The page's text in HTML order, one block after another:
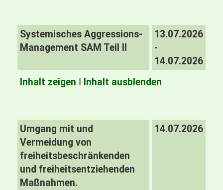
Systemisches Aggressions-
Management SAM Teil II
13.07.2026
-
14.07.2026
Inhalt zeigen I Inhalt ausblenden
Umgang mit und
Vermeidung von
freiheitsbeschränkenden
und freiheitsentziehenden
Maßnahmen.
14.07.2026